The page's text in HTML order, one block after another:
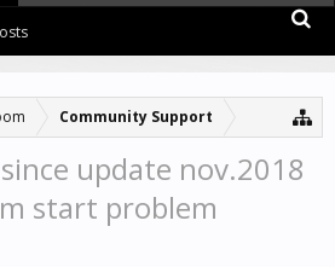
Community Support
update nov.2018
start problem